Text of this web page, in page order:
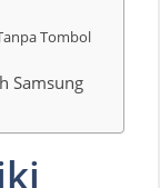
Tombol
Samsung